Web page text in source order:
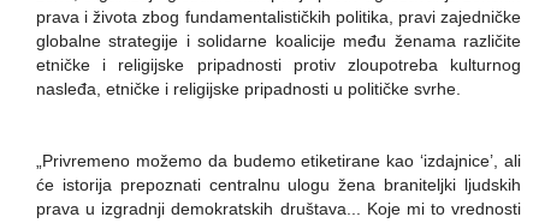
prava i života zbog fundamentalističkih politika, pravi zajedničke
globalne strategije i solidarne koalicije među ženama različite
etničke i religijske pripadnosti protiv zloupotreba kulturnog
nasleđa, etničke i religijske pripadnosti u političke svrhe.
„Privremeno možemo da budemo etiketirane kao ‘izdajnice’, ali
će istorija prepoznati centralnu ulogu žena braniteljki ljudskih
prava u izgradnji demokratskih društava... Koje mi to vrednosti